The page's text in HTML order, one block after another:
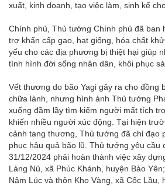
xuất, kinh doanh, tạo việc làm, sinh kế
Chính phủ, Thủ tướng Chính phủ đã ban
trợ khẩn cấp gạo, hạt giống, hóa chất
yếu cho các địa phương bị thiệt hại giúp
tình hình đời sống nhân dân, khôi phục
Vết thương do bão Yagi gây ra cho đồng
chữa lành, nhưng hình ảnh Thủ tướng
xuống đầm lầy tìm kiếm người mất tích
khiến nhiều người xúc động. Tại hiện
cảnh tang thương, Thủ tướng đã chỉ đạo
phục hậu quả bão lũ. Thủ tướng yêu cầu
31/12/2024 phải hoàn thành việc xây
Làng Nủ, xã Phúc Khánh, huyện Bảo
Nậm Lúc và thôn Kho Vàng, xã Cốc Lầu,